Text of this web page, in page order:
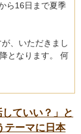
ら16日まで夏季
、いただきまし
となります。 何
ていい？」と
テーマに日本